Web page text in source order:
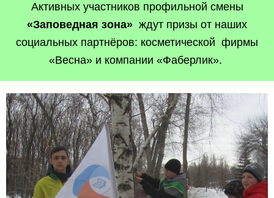
Активных участников профильной смены
«Заповедная зона» ждут призы от наших
социальных партнёров: косметической фирмы
«Весна» и компании «Фаберлик».